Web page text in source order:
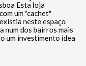
Esta loja
um "cachet"
neste espaço
num dos bairros mais
um investimento idea